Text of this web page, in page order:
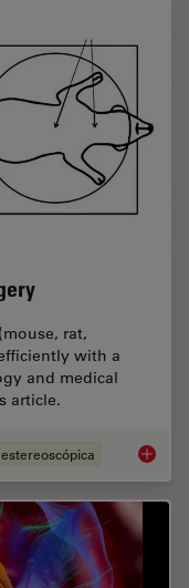
rat,
with a
and medical
article.
Rodent